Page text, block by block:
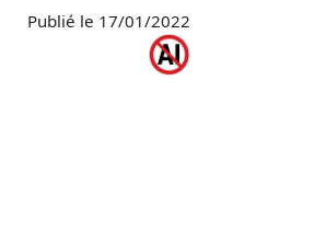
Publié le 17/01/2022